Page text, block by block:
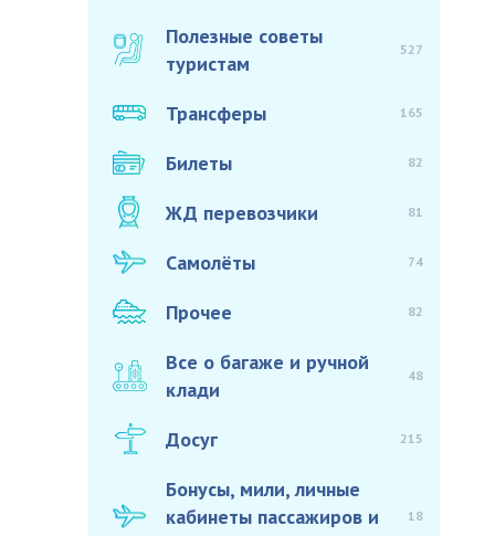
Полезные советы
туристам
527
Трансферы 165
Билеты 82
ЖД перевозчики 81
Самолёты 74
Прочее 82
Все о багаже и ручной
клади
48
Досуг 215
Бонусы, мили, личные
кабинеты пассажиров и
18